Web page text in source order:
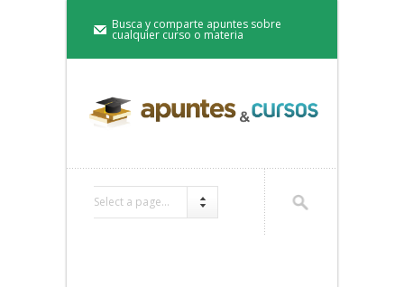
Busca y comparte apuntes sobre
cualquier curso o materia
Select a page...